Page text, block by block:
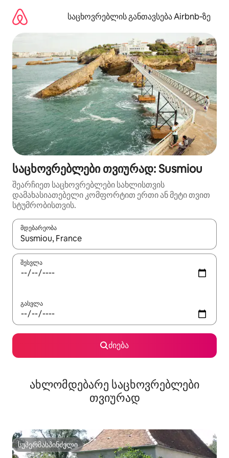
გადასვლა
საცხოვრებლის განთავსება Airbnb‑ზე
საცხოვრებლები თვიურად: Susmiou
შეარჩიეთ საცხოვრებლები სახლისთვის
დამახასიათებელი კომფორტით ერთი ან მეტი თვით
სტუმრობისთვის.
მდებარეობა
როცა შედეგები ხელმისაწვდომი გახდება, ნავიგაციისთვის
შესვლა
გასვლა
ძიება
ახლომდებარე საცხოვრებლები
თვიურად
სუპერმასპინძელი
სუპერმასპინძელი